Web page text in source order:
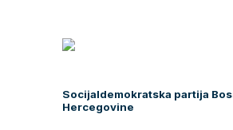
Socijaldemokratska partija
Hercegovine